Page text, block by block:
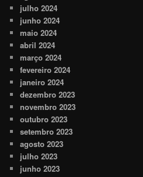
julho 2024
junho 2024
maio 2024
abril 2024
março 2024
fevereiro 2024
janeiro 2024
dezembro 2023
novembro 2023
outubro 2023
setembro 2023
agosto 2023
julho 2023
junho 2023